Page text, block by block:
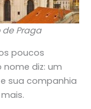
Praga
poucos
nome diz: um
e sua companhia